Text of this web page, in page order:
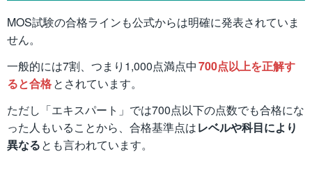
MOS試験の合格ラインも公式からは明確に発表されていま
せん。
一般的には7割、つまり1,000点満点中700点以上を正解す
ると合格とされています。
ただし「エキスパート」では700点以下の点数でも合格にな
った人もいることから、合格基準点はレベルや科目により
異なるとも言われています。